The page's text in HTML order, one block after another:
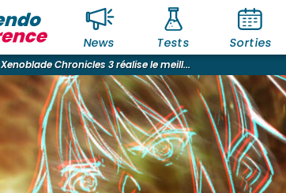
News Tests Sorties
Xenoblade Chronicles 3 réalise le meill...